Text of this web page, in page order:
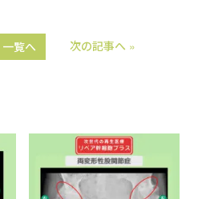
一覧へ 次の記事へ »